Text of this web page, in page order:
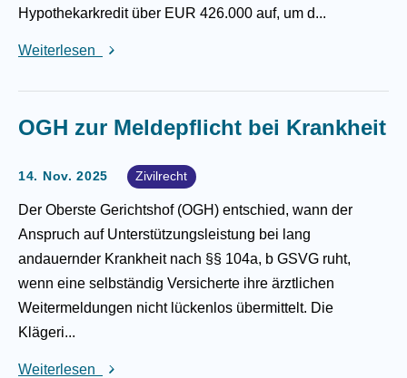
Hypothekarkredit über EUR 426.000 auf, um d...
Weiterlesen
OGH zur Meldepflicht bei Krankheit
14. Nov. 2025 Zivilrecht
Der Oberste Gerichtshof (OGH) entschied, wann der
Anspruch auf Unterstützungsleistung bei lang
andauernder Krankheit nach §§ 104a, b GSVG ruht,
wenn eine selbständig Versicherte ihre ärztlichen
Weitermeldungen nicht lückenlos übermittelt. Die
Klägeri...
Weiterlesen